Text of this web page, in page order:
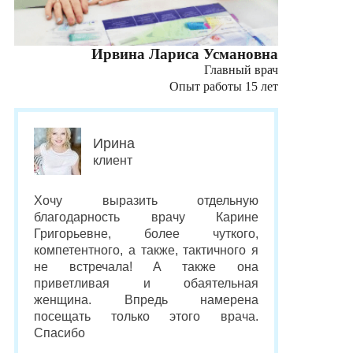
Ирвина Лариса Усмановна
Главный врач
Опыт работы 15 лет
Ирина
клиент
Хочу выразить отдельную
благодарность врачу Карине
Григорьевне, более чуткого,
компетентного, а также, тактичного я
не встречала! А также она
приветливая и обаятельная
женщина. Впредь намерена
посещать только этого врача.
Спасибо